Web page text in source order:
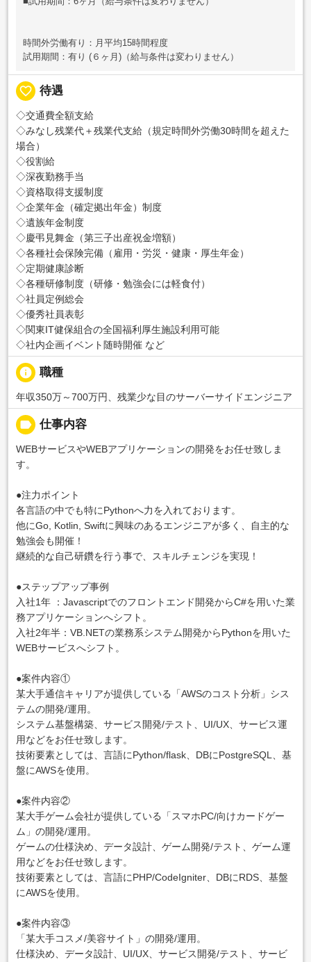
時間外労働有り：月平均15時間程度
試用期間：有り (６ヶ月)（給与条件は変わりません）
favorite_border 待遇
◇交通費全額支給
◇みなし残業代＋残業代支給（規定時間外労働30時間を超えた
場合）
◇役割給
◇深夜勤務手当
◇資格取得支援制度
◇企業年金（確定拠出年金）制度
◇遺族年金制度
◇慶弔見舞金（第三子出産祝金増額）
◇各種社会保険完備（雇用・労災・健康・厚生年金）
◇定期健康診断
◇各種研修制度（研修・勉強会には軽食付）
◇社員定例総会
◇優秀社員表彰
◇関東IT健保組合の全国福利厚生施設利用可能
◇社内企画イベント随時開催 など
info 職種
年収350万～700万円、残業少な目のサーバーサイドエンジニア
label 仕事内容
WEBサービスやWEBアプリケーションの開発をお任せ致しま
す。
●注力ポイント
各言語の中でも特にPythonへ力を入れております。
他にGo, Kotlin, Swiftに興味のあるエンジニアが多く、自主的な
勉強会も開催！
継続的な自己研鑽を行う事で、スキルチェンジを実現！
●ステップアップ事例
入社1年 ：Javascriptでのフロントエンド開発からC#を用いた業
務アプリケーションへシフト。
入社2年半：VB.NETの業務系システム開発からPythonを用いた
WEBサービスへシフト。
●案件内容①
某大手通信キャリアが提供している「AWSのコスト分析」シス
テムの開発/運用。
システム基盤構築、サービス開発/テスト、UI/UX、サービス運
用などをお任せ致します。
技術要素としては、言語にPython/flask、DBにPostgreSQL、基
盤にAWSを使用。
●案件内容②
某大手ゲーム会社が提供している「スマホPC/向けカードゲー
ム」の開発/運用。
ゲームの仕様決め、データ設計、ゲーム開発/テスト、ゲーム運
用などをお任せ致します。
技術要素としては、言語にPHP/CodeIgniter、DBにRDS、基盤
にAWSを使用。
●案件内容③
「某大手コスメ/美容サイト」の開発/運用。
仕様決め、データ設計、UI/UX、サービス開発/テスト、サービ